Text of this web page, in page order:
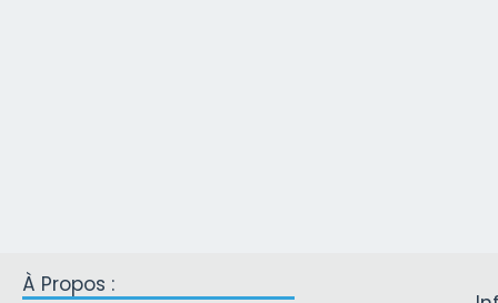
À Propos :